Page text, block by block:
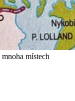
místech